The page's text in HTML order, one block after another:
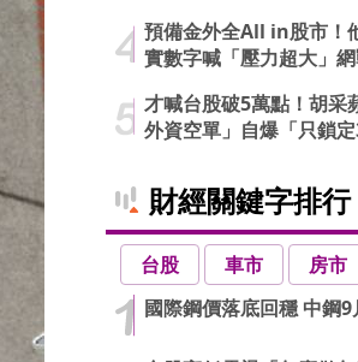
預備金外全All in股市！
實數字喊「壓力超大」
才喊台股破5萬點！胡采
外資空單」自爆「只鎖
財經關鍵字排行
台股 車市 房市
國際鋼價落底回穩 中鋼